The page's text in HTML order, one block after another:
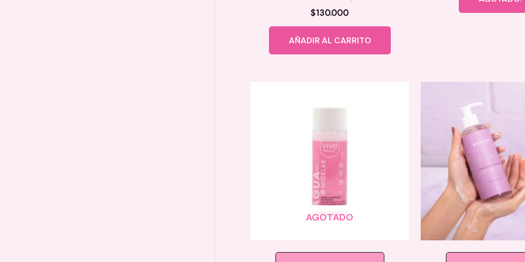
$130.000
AÑADIR AL CARRITO
AGOTADO